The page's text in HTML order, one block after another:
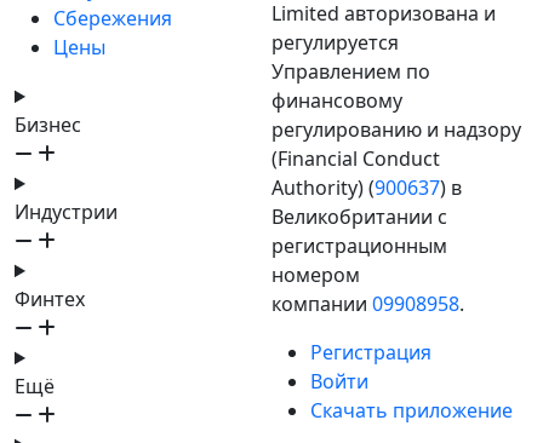
Сбережения
Цены
Бизнес
Индустрии
Финтех
Ещё
Limited авторизована и
регулируется
Управлением по
финансовому
регулированию и надзору
(Financial Conduct
Authority) (900637) в
Великобритании с
регистрационным
номером
компании 09908958.
Регистрация
Войти
Скачать приложение